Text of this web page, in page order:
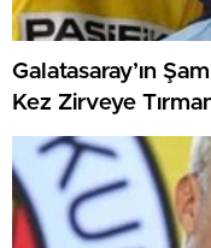
Galatasaray’ın
Kez Zirveye